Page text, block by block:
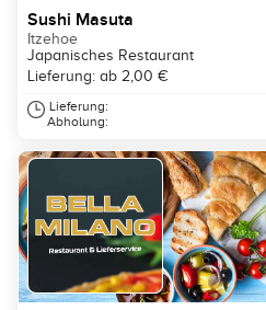
Sushi Masuta
Itzehoe
Japanisches Restaurant
Lieferung: ab 2,00 €
Lieferung:
Abholung: